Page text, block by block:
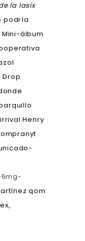
la lasix
podría
álbum
Henry
qom